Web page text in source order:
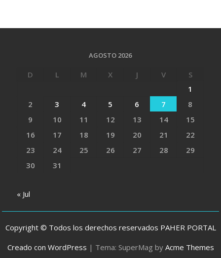
AGOSTO 2026
D L M X J V
S
1
2
3 4 5 6 7
8
9
10 11 12 13 14
15
16
17 18 19 20 21
22
23
24 25 26 27 28
29
30
31
« Jul
Copyright © Todos los derechos reservados PAHER PORTAL
Creado con WordPress | Tema: SuperMag by Acme Themes